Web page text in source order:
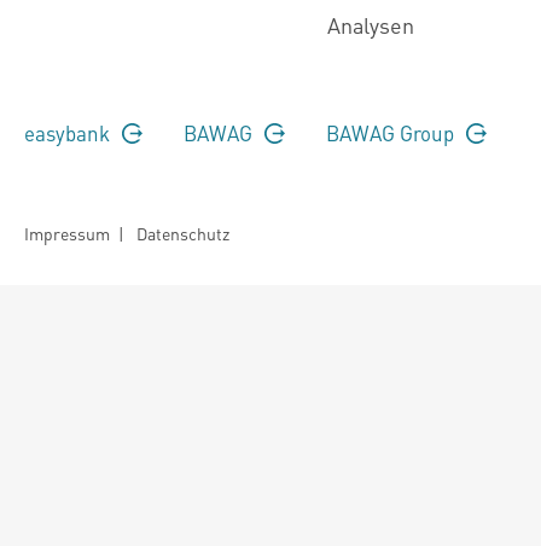
Analysen
easybank BAWAG BAWAG Group
Impressum | Datenschutz